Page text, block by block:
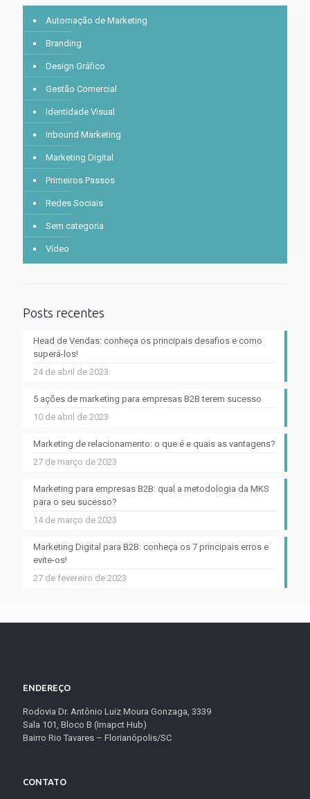
Automação de Marketing
Branding
Design Gráfico
Gestão Comercial
Identidade Visual
Inbound Marketing
Marketing Digital
Primeiros Passos
Redes Sociais
Sem categoria
Vídeo
Posts recentes
Head de Vendas: conheça os principais desafios e como
superá-los!
24 de abril de 2023
5 ações de marketing para empresas B2B terem sucesso
10 de abril de 2023
Marketing de relacionamento: o que é e quais as vantagens?
27 de março de 2023
Marketing para empresas B2B: qual a metodologia da MKS
para o seu sucesso?
14 de março de 2023
Marketing Digital para B2B: conheça os 7 principais erros e
evite-os!
27 de fevereiro de 2023
ENDEREÇO
Rodovia Dr. Antônio Luiz Moura Gonzaga, 3339
Sala 101, Bloco B (Imapct Hub)
Bairro Rio Tavares – Florianópolis/SC
CONTATO